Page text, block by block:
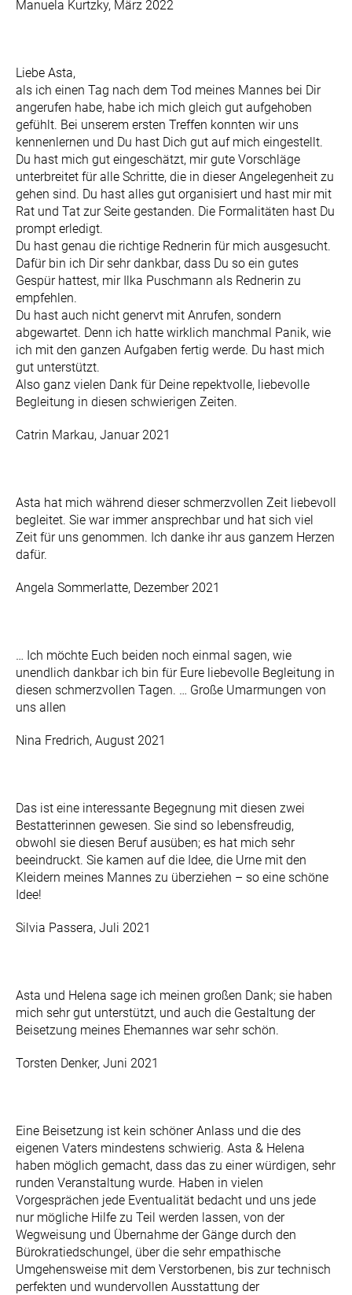
Manuela Kurtzky, März 2022
Liebe Asta,
als ich einen Tag nach dem Tod meines Mannes bei Dir
angerufen habe, habe ich mich gleich gut aufgehoben
gefühlt. Bei unserem ersten Treffen konnten wir uns
kennenlernen und Du hast Dich gut auf mich eingestellt.
Du hast mich gut eingeschätzt, mir gute Vorschläge
unterbreitet für alle Schritte, die in dieser Angelegenheit zu
gehen sind. Du hast alles gut organisiert und hast mir mit
Rat und Tat zur Seite gestanden. Die Formalitäten hast Du
prompt erledigt.
Du hast genau die richtige Rednerin für mich ausgesucht.
Dafür bin ich Dir sehr dankbar, dass Du so ein gutes
Gespür hattest, mir Ilka Puschmann als Rednerin zu
empfehlen.
Du hast auch nicht genervt mit Anrufen, sondern
abgewartet. Denn ich hatte wirklich manchmal Panik, wie
ich mit den ganzen Aufgaben fertig werde. Du hast mich
gut unterstützt.
Also ganz vielen Dank für Deine repektvolle, liebevolle
Begleitung in diesen schwierigen Zeiten.
Catrin Markau, Januar 2021
Asta hat mich während dieser schmerzvollen Zeit liebevoll
begleitet. Sie war immer ansprechbar und hat sich viel
Zeit für uns genommen. Ich danke ihr aus ganzem Herzen
dafür.
Angela Sommerlatte, Dezember 2021
… Ich möchte Euch beiden noch einmal sagen, wie
unendlich dankbar ich bin für Eure liebevolle Begleitung in
diesen schmerzvollen Tagen. … Große Umarmungen von
uns allen
Nina Fredrich, August 2021
Das ist eine interessante Begegnung mit diesen zwei
Bestatterinnen gewesen. Sie sind so lebensfreudig,
obwohl sie diesen Beruf ausüben; es hat mich sehr
beeindruckt. Sie kamen auf die Idee, die Urne mit den
Kleidern meines Mannes zu überziehen – so eine schöne
Idee!
Silvia Passera, Juli 2021
Asta und Helena sage ich meinen großen Dank; sie haben
mich sehr gut unterstützt, und auch die Gestaltung der
Beisetzung meines Ehemannes war sehr schön.
Torsten Denker, Juni 2021
Eine Beisetzung ist kein schöner Anlass und die des
eigenen Vaters mindestens schwierig. Asta & Helena
haben möglich gemacht, dass das zu einer würdigen, sehr
runden Veranstaltung wurde. Haben in vielen
Vorgesprächen jede Eventualität bedacht und uns jede
nur mögliche Hilfe zu Teil werden lassen, von der
Wegweisung und Übernahme der Gänge durch den
Bürokratiedschungel, über die sehr empathische
Umgehensweise mit dem Verstorbenen, bis zur technisch
perfekten und wundervollen Ausstattung der